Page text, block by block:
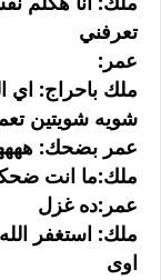
تعرفني
عمر:
ملك باحراج:
شويه شويتين
عمر بضحك:
ملك:ما انت
عمر:ده غزل
ملك: استغفر
اوى